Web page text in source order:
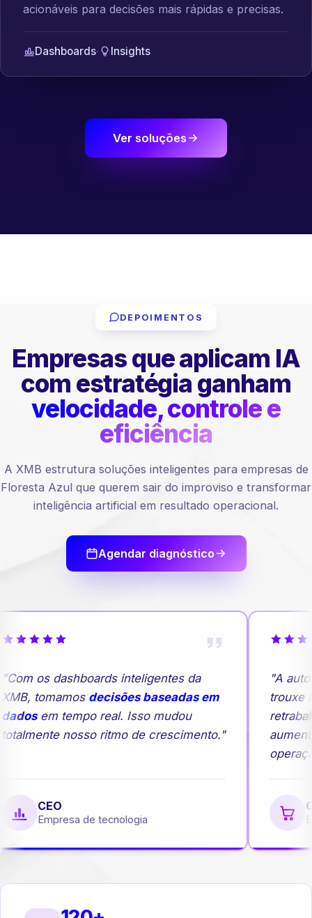
acionáveis para decisões mais rápidas e precisas.
Dashboards· Insights
Ver soluções
DEPOIMENTOS
Empresas que aplicam IA
com estratégia ganham
velocidade, controle e
eficiência
A XMB estrutura soluções inteligentes para empresas de
Floresta Azul que querem sair do improviso e transformar
inteligência artificial em resultado operacional.
Agendar diagnóstico
os dashboards inteligentes da
tomamosdecisões baseadas em
em tempo real. Isso mudou
nosso ritmo de crescimento."
CEO
Empresa de tecnologia
"A
trouxe